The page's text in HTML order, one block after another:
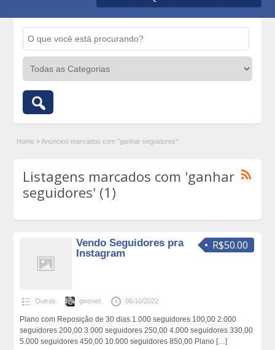
Home » Anúncios marcados com "ganhar seguidores"
Listagens marcados com 'ganhar
seguidores' (1)
R$50.00
Vendo Seguidores pra
Instagram
Outras gwsnet 06/10/2022
Plano com Reposição de 30 dias 1.000 seguidores 100,00 2.000
seguidores 200,00 3.000 seguidores 250,00 4.000 seguidores 330,00
5.000 seguidores 450,00 10.000 seguidores 850,00 Plano […]